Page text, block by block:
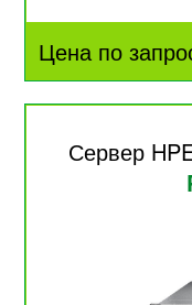
Цена по
Сервер